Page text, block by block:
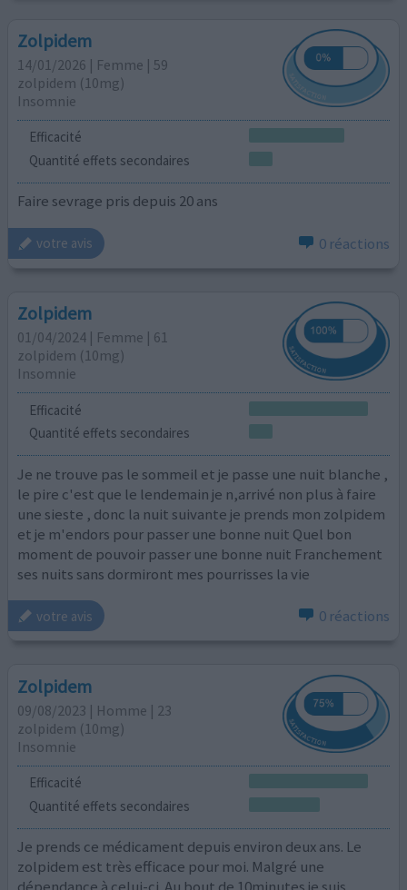
Zolpidem
14/01/2026 | Femme | 59
zolpidem (10mg)
Insomnie
Efficacité
Quantité effets secondaires
Faire sevrage pris depuis 20 ans
votre avis 0 réactions
Zolpidem
01/04/2024 | Femme | 61
zolpidem (10mg)
Insomnie
Efficacité
Quantité effets secondaires
Je ne trouve pas le sommeil et je passe une nuit blanche ,
le pire c'est que le lendemain je n,arrivé non plus à faire
une sieste , donc la nuit suivante je prends mon zolpidem
et je m'endors pour passer une bonne nuit Quel bon
moment de pouvoir passer une bonne nuit Franchement
ses nuits sans dormiront mes pourrisses la vie
votre avis 0 réactions
Zolpidem
09/08/2023 | Homme | 23
zolpidem (10mg)
Insomnie
Efficacité
Quantité effets secondaires
Je prends ce médicament depuis environ deux ans. Le
zolpidem est très efficace pour moi. Malgré une